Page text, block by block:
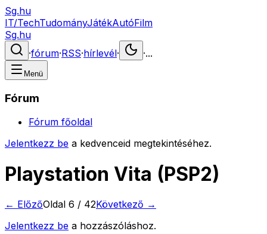
Sg.hu
IT/TechTudományJátékAutóFilm
Sg.hu
·fórum·RSS·hírlevél· ·...
Menü
Fórum
Fórum főoldal
Jelentkezz be a kedvenceid megtekintéséhez.
Playstation Vita (PSP2)
← ElőzőOldal 6 / 42Következő →
Jelentkezz be a hozzászóláshoz.